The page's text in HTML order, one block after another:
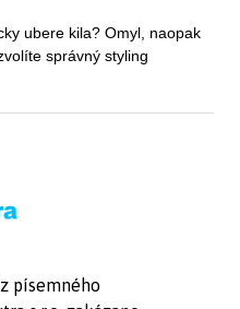
ubere kila? Omyl, naopak
správný styling
písemného